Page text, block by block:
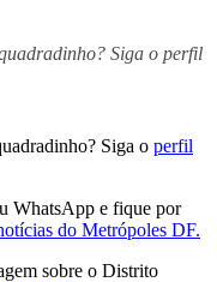
Siga o perfil
Siga o perfil
WhatsApp e fique por
do Metrópoles DF.
sobre o Distrito